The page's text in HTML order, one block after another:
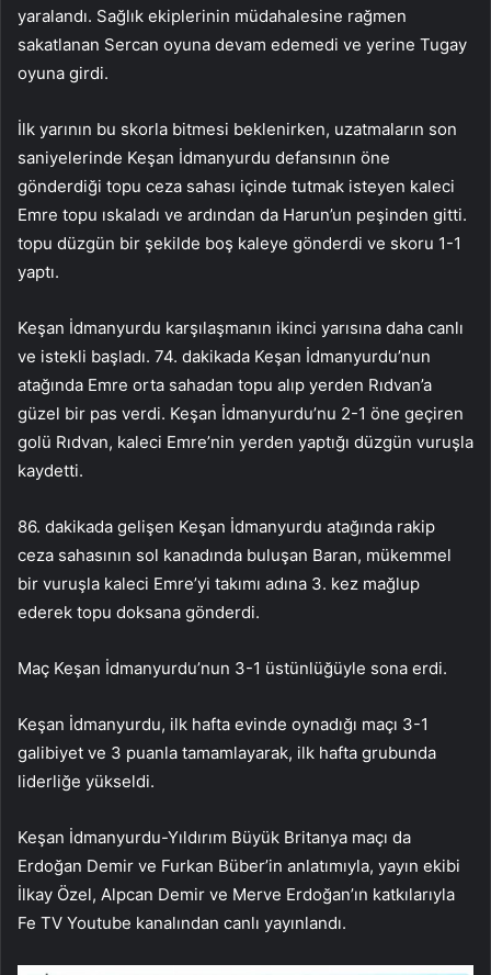
yaralandı. Sağlık ekiplerinin müdahalesine rağmen
sakatlanan Sercan oyuna devam edemedi ve yerine Tugay
oyuna girdi.
İlk yarının bu skorla bitmesi beklenirken, uzatmaların son
saniyelerinde Keşan İdmanyurdu defansının öne
gönderdiği topu ceza sahası içinde tutmak isteyen kaleci
Emre topu ıskaladı ve ardından da Harun’un peşinden gitti.
topu düzgün bir şekilde boş kaleye gönderdi ve skoru 1-1
yaptı.
Keşan İdmanyurdu karşılaşmanın ikinci yarısına daha canlı
ve istekli başladı. 74. dakikada Keşan İdmanyurdu’nun
atağında Emre orta sahadan topu alıp yerden Rıdvan’a
güzel bir pas verdi. Keşan İdmanyurdu’nu 2-1 öne geçiren
golü Rıdvan, kaleci Emre’nin yerden yaptığı düzgün vuruşla
kaydetti.
86. dakikada gelişen Keşan İdmanyurdu atağında rakip
ceza sahasının sol kanadında buluşan Baran, mükemmel
bir vuruşla kaleci Emre’yi takımı adına 3. kez mağlup
ederek topu doksana gönderdi.
Maç Keşan İdmanyurdu’nun 3-1 üstünlüğüyle sona erdi.
Keşan İdmanyurdu, ilk hafta evinde oynadığı maçı 3-1
galibiyet ve 3 puanla tamamlayarak, ilk hafta grubunda
liderliğe yükseldi.
Keşan İdmanyurdu-Yıldırım Büyük Britanya maçı da
Erdoğan Demir ve Furkan Büber’in anlatımıyla, yayın ekibi
İlkay Özel, Alpcan Demir ve Merve Erdoğan’ın katkılarıyla
Fe TV Youtube kanalından canlı yayınlandı.